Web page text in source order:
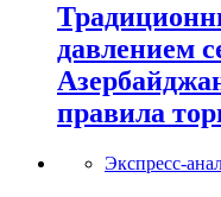
давлением
правила
Экспресс-